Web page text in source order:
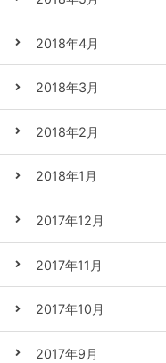
2018年4月
2018年3月
2018年2月
2018年1月
2017年12月
2017年11月
2017年10月
2017年9月